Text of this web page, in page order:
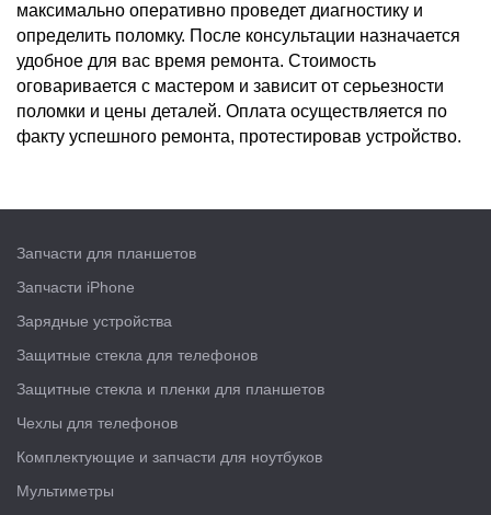
максимально оперативно проведет диагностику и
определить поломку. После консультации назначается
удобное для вас время ремонта. Стоимость
оговаривается с мастером и зависит от серьезности
поломки и цены деталей. Оплата осуществляется по
факту успешного ремонта, протестировав устройство.
Запчасти для планшетов
Запчасти iPhone
Зарядные устройства
Защитные стекла для телефонов
Защитные стекла и пленки для планшетов
Чехлы для телефонов
Комплектующие и запчасти для ноутбуков
Мультиметры